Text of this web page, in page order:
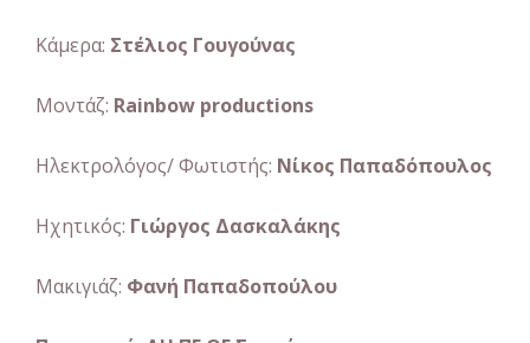
Κάμερα: Στέλιος Γουγούνας
Μοντάζ: Rainbow productions
Ηλεκτρολόγος/ Φωτιστής: Νίκος Παπαδόπουλος
Ηχητικός: Γιώργος Δασκαλάκης
Μακιγιάζ: Φανή Παπαδοπούλου